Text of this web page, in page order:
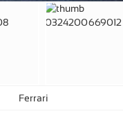
Ferrari